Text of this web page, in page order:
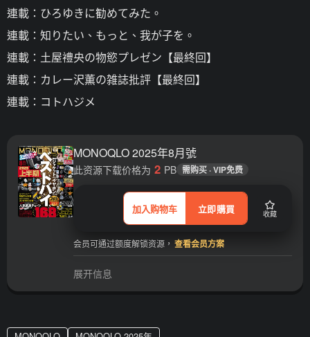
連載：ひろゆきに勧めてみた。
連載：知りたい、もっと、我が子を。
連載：土屋禮央の物慾プレゼン【最終回】
連載：カレー沢薫の雑誌批評【最終回】
連載：コトハジメ
MONOQLO 2025年8月號
加入购物车 立即購買 收藏
此资源下载价格为 2 PB 需购买 · VIP免费
会员可通过额度解锁资源， 查看会员方案
展开信息